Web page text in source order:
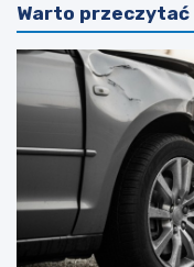
Warto przeczytać